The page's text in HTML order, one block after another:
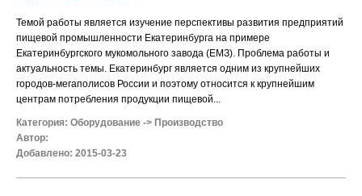
Темой работы является изучение перспективы развития предприятий
пищевой промышленности Екатеринбурга на примере
Екатеринбургского мукомольного завода (ЕМЗ). Проблема работы и
актуальность темы. Екатеринбург является одним из крупнейших
городов-мегаполисов России и поэтому относится к крупнейшим
центрам потребления продукции пищевой...
Категория: Оборудование -> Производство
Автор:
Добавлено: 2015-03-23